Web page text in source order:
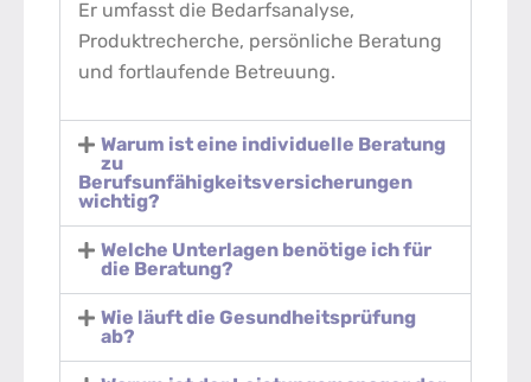
Er umfasst die Bedarfsanalyse,
Produktrecherche, persönliche Beratung
und fortlaufende Betreuung.
Warum ist eine individuelle Beratung
zu
Berufsunfähigkeitsversicherungen
wichtig?
Welche Unterlagen benötige ich für
die Beratung?
Wie läuft die Gesundheitsprüfung
ab?